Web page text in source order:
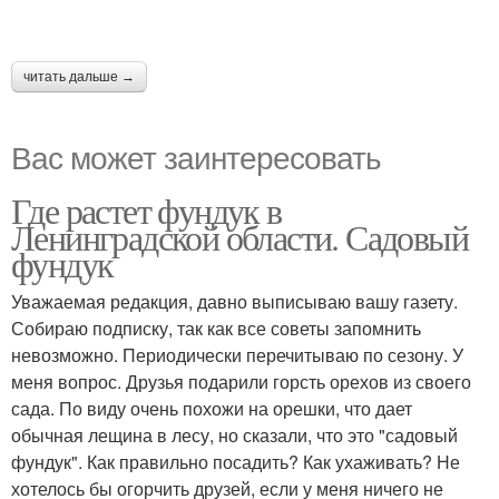
читать дальше →
Вас может заинтересовать
Где растет фундук в
Ленинградской области. Садовый
фундук
Уважаемая редакция, давно выписываю вашу газету.
Собираю подписку, так как все советы запомнить
невозможно. Периодически перечитываю по сезону. У
меня вопрос. Друзья подарили горсть орехов из своего
сада. По виду очень похожи на орешки, что дает
обычная лещина в лесу, но сказали, что это "садовый
фундук". Как правильно посадить? Как ухаживать? Не
хотелось бы огорчить друзей, если у меня ничего не